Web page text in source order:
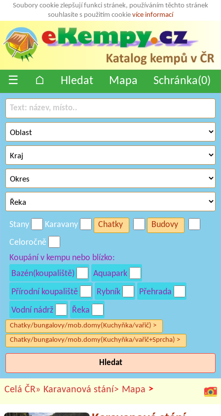
Soubory cookie zlepšují funkci stránek, používáním těchto stránek
souhlasíte s použitím cookie více informací
☰ ⌂ Hledat Mapa Schránka(0)
Stany Karavany Chatky
Budovy
Celoročně
Koupání v kempu nebo blízko:
Bazén(koupaliště)
Aquapark
Přírodní koupaliště
Rybník
Přehrada
Vodní nádrž
Řeka
Chatky/bungalovy/mob.domy(Kuchyňka/vařič) >
Chatky/bungalovy/mob.domy(Kuchyňka/vařič+Sprcha) >
Hledat
Celá ČR» Karavanová stání> Mapa >